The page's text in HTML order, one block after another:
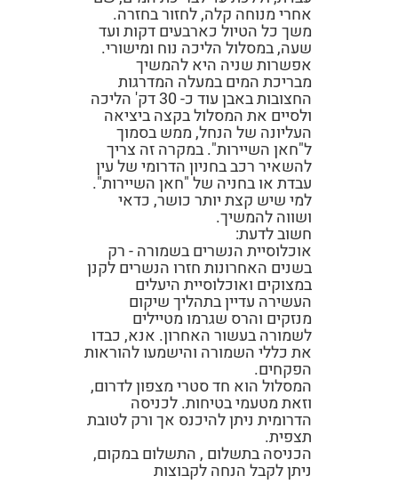
אחרי מנוחה קלה, לחזור בחזרה.
משך כל הטיול כארבעים דקות ועד
שעה, במסלול הליכה נוח ומישורי.
אפשרות שניה היא להמשיך
מבריכת המים במעלה המדרגות
החצובות באבן עוד כ- 30 דק' הליכה
ולסיים את המסלול בקצה ביציאה
העליונה של הנחל, ממש בסמוך
ל"חאן השיירות". במקרה זה צריך
להשאיר רכב בחניון הדרומי של עין
עבדת או בחניה של "חאן השיירות".
למי שיש קצת יותר כושר, כדאי
ושווה להמשיך.
חשוב לדעת:
אוכלוסיית הנשרים בשמורה - רק
בשנים האחרונות חזרו הנשרים לקנן
במצוקים ואוכלוסיית היעלים
העשירה עדיין בתהליך שיקום
מנזקים והרס שגרמו מטיילים
לשמורה בעשור האחרון. אנא, כבדו
את כללי השמורה והישמעו להוראות
הפקחים.
המסלול הוא חד סטרי מצפון לדרום,
וזאת מטעמי בטיחות. לכניסה
הדרומית ניתן להיכנס אך ורק לטובת
תצפית.
הכניסה בתשלום , התשלום במקום,
ניתן לקבל הנחה לקבוצות